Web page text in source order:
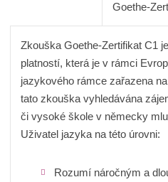
Zkouška Goethe-Zertifikat B1
zkouškou s mezinárodní
Evropského referenčního
stupeň B1.
Uživatel jazyka na této úrovni:
Rozumí hlavním
Zkouška Goethe-Zertifikat B2
platností, která je v rámci
jazykového rámce zařazena
tato zkouška vyhledávána
pracovat ve svém oboru v
Goethe-
Zkouška Goethe-Zertifikat C1
platností, která je v rámci
jazykového rámce zařazena
tato zkouška vyhledávána
či vysoké škole v německy
Uživatel jazyka na této úrovni:
Rozumí náročným a
Oznámení o ochraně
zkoušek
pdf 339.97 KB
Zkoušební řád zkoušek pdf
Dodatek pro účastníky